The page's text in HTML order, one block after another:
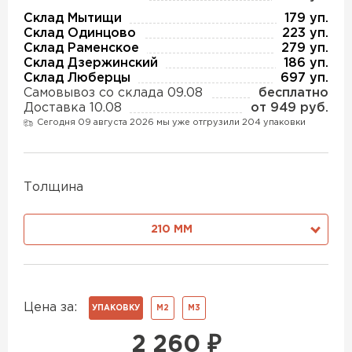
Склад Мытищи
179 уп.
Склад Одинцово
223 уп.
Склад Раменское
279 уп.
Склад Дзержинский
186 уп.
Склад Люберцы
697 уп.
Самовывоз со склада 09.08
бесплатно
Доставка 10.08
от 949 руб.
Сегодня 09 августа 2026 мы уже отгрузили 204 упаковки
Толщина
210 ММ
Цена за: УПАКОВКУ М2 М3
2 260 ₽
ПЕРЕЙТИ
Утеплитель Ruspanel
ПЕРЕЙТИ
Утеплитель Xotpipe
Утеплитель Юматекс
Утеплитель Теплекс
Утеплитель Дирок